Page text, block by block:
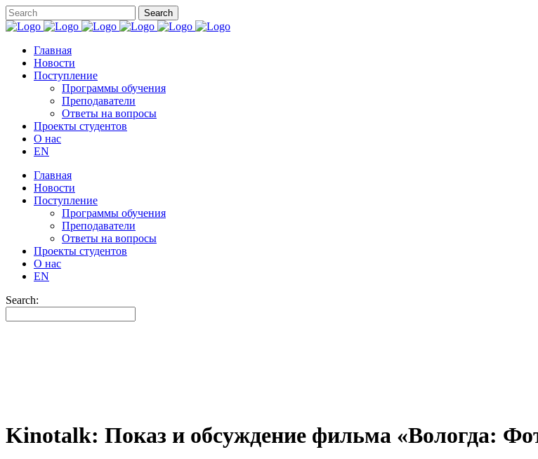
Главная
Новости
Поступление
Программы обучения
Преподаватели
Ответы на вопросы
Проекты студентов
О нас
EN
Главная
Новости
Поступление
Программы обучения
Преподаватели
Ответы на вопросы
Проекты студентов
О нас
EN
Search:
Kinotalk: Показ и обсуждение фильма «Вологда: